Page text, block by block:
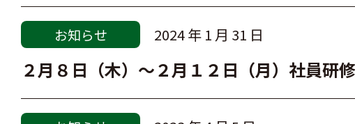
お知らせ 2024 年 1 月 31 日
２月８日（木）～２月１２日（月）社員研